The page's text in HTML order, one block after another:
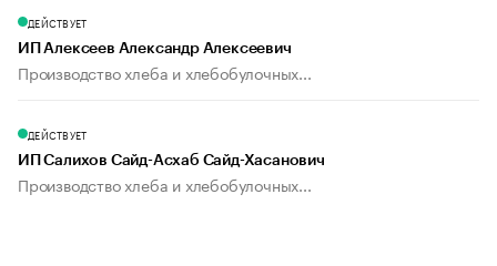
ДЕЙСТВУЕТ
ИП Алексеев Александр Алексеевич
Производство хлеба и хлебобулочных...
ДЕЙСТВУЕТ
ИП Салихов Сайд-Асхаб Сайд-Хасанович
Производство хлеба и хлебобулочных...